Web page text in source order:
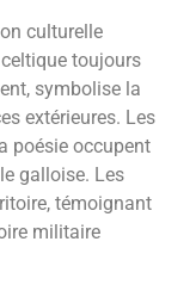
culturelle
toujours
symbolise la
extérieures. Les
poésie occupent
galloise. Les
témoignant
militaire